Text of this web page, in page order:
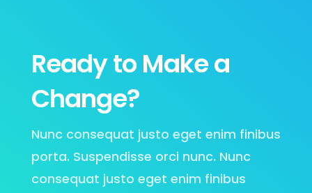
Ready to Make a
Change?
Nunc consequat justo eget enim finibus
porta. Suspendisse orci nunc. Nunc
consequat justo eget enim finibus